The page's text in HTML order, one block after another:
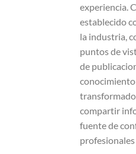
experiencia.
establecido
la industria,
puntos de
de
compartir
fuente de